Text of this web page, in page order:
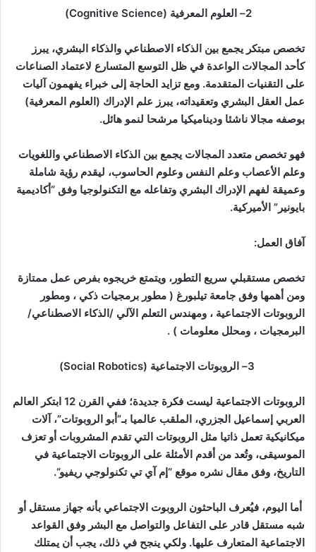
2
–العلوم المعرفية (Cognitive Science)
تخصص مبتكر يجمع بين الذكاء الاصطناعي والذكاء البشري، يبرز
كأحد المجالات الواعدة في ظل التوسع المتسارع لاعتماد الصناعات
على التقنيات المتقدمة. ومع تزايد الحاجة إلى خبراء يفهمون آليات
عمل العقل البشري وتعقيداته، يبرز علم الإدراك (العلوم المعرفية)
بوصفه مجالا ناشئا وديناميكيا مرشحا لنمو هائل.
فهو تخصص متعدد المجالات يجمع بين الذكاء الاصطناعي واللغويات
وعلم الأعصاب وعلم النفس وعلوم الحاسوب، ليقدم رؤية شاملة
وعميقة لفهم الإدراك البشري وتفاعله مع التكنولوجيا وفق “أكاديمية
بايونير” الأميركية.
آفاق العمل:
تخصص مستقبلي سريع التطور، ويتمتع خريجوه بفرص عمل ممتازة
ومن أهمها وفق جامعة تيلبورغ ( مطور برمجيات ذكي ، ومطور
الروبوتات الاجتماعية ، ومهندس التعلم الآلي /الذكاء الاصطناعي/
البرمجيات ، ومحلل معلومات ) .
3
–الروبوتات الاجتماعية (Social Robotics)
الروبوتات الاجتماعية ليست فكرة جديدة؛ ففي القرن 12 ابتكر العالم
العربي إسماعيل الجزري، الملقب عالميا بـ”أبو الروبوتات”، آلات
ميكانيكية تعمل ذاتيا مثل الروبوتات التي تقدم المشروبات أو تعزف
الموسيقى، وتُعد من أقدم الأمثلة على الروبوتات الاجتماعية في
التاريخ، وفق مقال نشره موقع “إم آي تي تكنولوجي ريفيو“.
أما اليوم، فيُعرف الباحثون الروبوت الاجتماعي بأنه جهاز مستقل أو
شبه مستقل قادر على التفاعل والتواصل مع البشر وفق القواعد
الاجتماعية المتعارف عليها. ولكي ينجح في ذلك، يجب أن يمتلك